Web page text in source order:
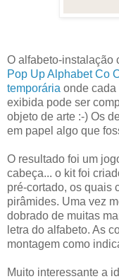
O alfabeto-instalação
Pop Up Alphabet Co
temporária onde cada
exibida pode ser
objeto de arte :-) Os
em papel algo que
O resultado foi um
cabeça... o kit foi
pré-cortado, os quais
pirâmides. Uma vez
dobrado de muitas
letra do alfabeto. As
montagem como
Muito interessante a